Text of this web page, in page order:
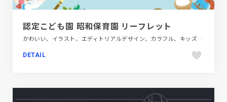
認定こども園 昭和保育園 リーフレット
かわいい、イラスト、エディトリアルデザイン、カラフル、キッズ・子育て、グラフィック・ロゴ、コーポレートサイト、タイポグラフィー、ナチュラル、ピンク系、フラットデザイン、ブルー系、ホワイト系、ポップ、地域・団体・活動、手書き・ハンドメイド、教育・学校
DETAIL